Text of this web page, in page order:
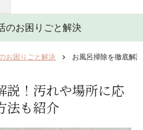
のお困りごと解決
お困りごと解決 お風呂掃除を徹底解
説！汚れや場所に応
法も紹介